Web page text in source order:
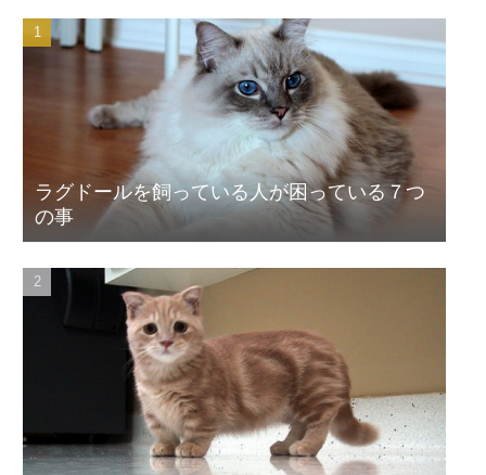
ラグドールを飼っている人が困っている７つ
の事